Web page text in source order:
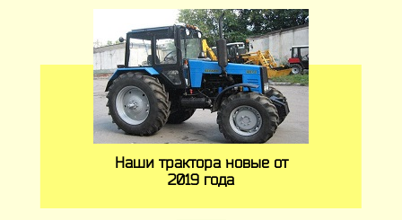
Наши трактора новые от
2019 года